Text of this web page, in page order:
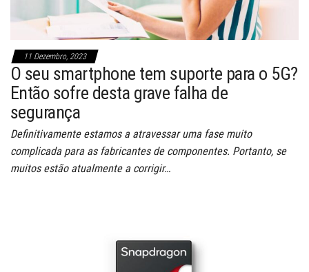
11 Dezembro, 2023
O seu smartphone tem suporte para o 5G?
Então sofre desta grave falha de
segurança
Definitivamente estamos a atravessar uma fase muito
complicada para as fabricantes de componentes. Portanto, se
muitos estão atualmente a corrigir…